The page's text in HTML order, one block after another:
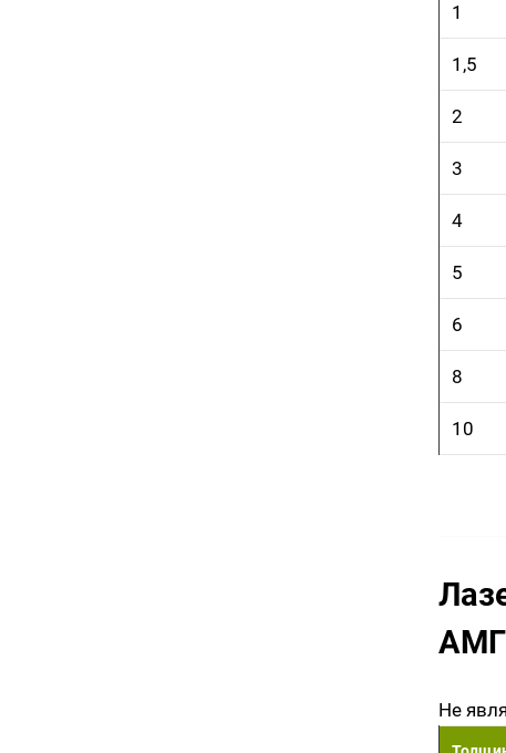
1
1,5
2
3
4
5
6
8
10
Не